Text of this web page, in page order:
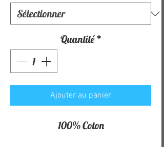
Quantité *
Ajouter au panier
100% Coton